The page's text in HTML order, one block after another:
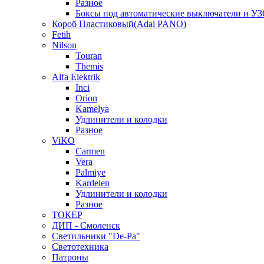
Разное
Боксы под автоматические выключатели и
Короб Пластиковый(Adal PANO)
Fetih
Nilson
Touran
Themis
Alfa Elektrik
Inci
Orion
Kamelya
Удлинители и колодки
Разное
ViKO
Carmen
Vera
Palmiye
Kardelen
Удлинители и колодки
Разное
ТОКЕР
ДИП - Смоленск
Светильники "De-Pa"
Светотехника
Патроны